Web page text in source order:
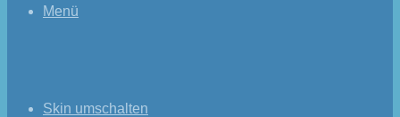
Menü
Skin umschalten